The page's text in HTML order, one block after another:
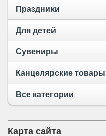
Праздники
Для детей
Сувениры
Канцелярские товары
Все категории
Карта сайта